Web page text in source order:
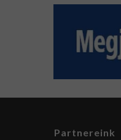
Partnereink